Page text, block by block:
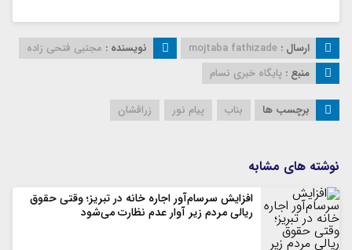
ارسال : mojtaba fathizade نویسنده : مجتبی فتحی زاده
منبع : پایگاه خبری نسام
برچسب ها بناب پیام نور زرافشان
نوشته های مشابه
افزایش سرسام‌آور اجاره خانه در تبریز؛ وقتی حقوق
ریالی مردم زیر آوار عدم نظارت می‌شود